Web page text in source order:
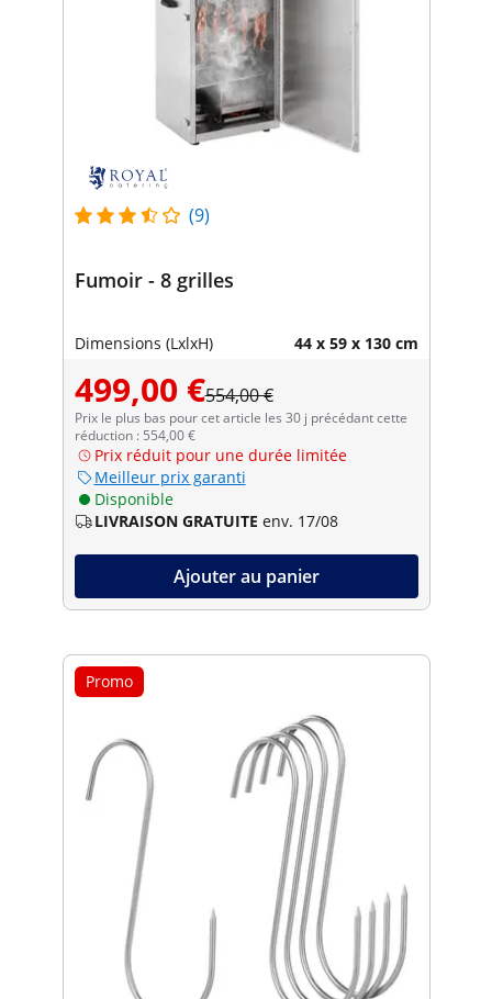
(9)
Fumoir - 8 grilles
Dimensions (LxlxH) 44 x 59 x 130 cm
499,00 €554,00 €
Prix le plus bas pour cet article les 30 j précédant cette
réduction : 554,00 €
Prix réduit pour une durée limitée
Meilleur prix garanti
Disponible
LIVRAISON GRATUITE env. 17/08
Ajouter au panier
Promo